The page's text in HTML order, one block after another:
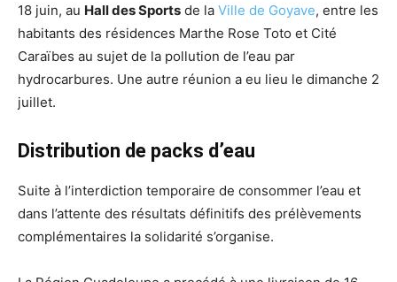
18 juin, au Hall des Sports de la Ville de Goyave, entre les
habitants des résidences Marthe Rose Toto et Cité
Caraïbes au sujet de la pollution de l’eau par
hydrocarbures. Une autre réunion a eu lieu le dimanche 2
juillet.
Distribution de packs d’eau
Suite à l’interdiction temporaire de consommer l’eau et
dans l’attente des résultats définitifs des prélèvements
complémentaires la solidarité s’organise.